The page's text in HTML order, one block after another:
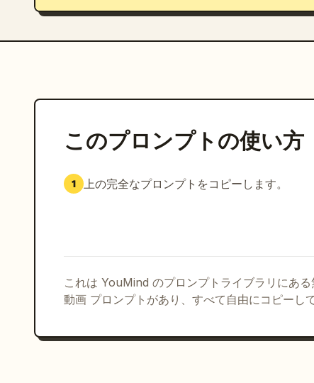
このプロンプトの使い方
1 上の完全なプロンプトをコピーします。
これは YouMind のプロンプトライブラリにあ
動画 プロンプトがあり、すべて自由にコピーし